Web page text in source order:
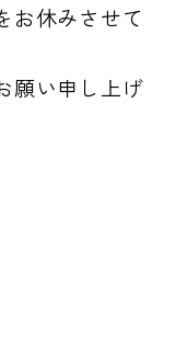
お休みさせて
願い申し上げ